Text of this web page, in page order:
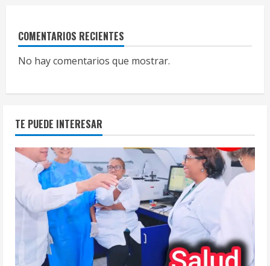
COMENTARIOS RECIENTES
No hay comentarios que mostrar.
TE PUEDE INTERESAR